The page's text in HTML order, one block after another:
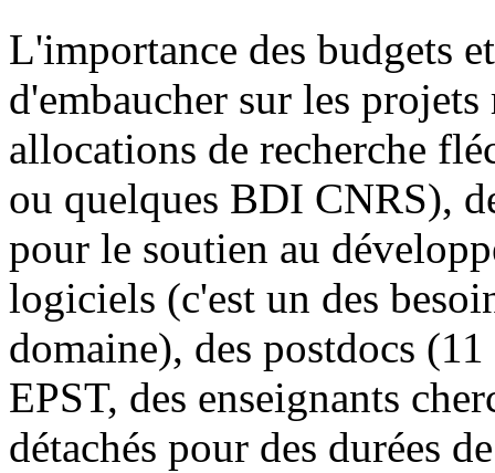
L'importance des budgets
d'embaucher sur les
allocations de recherche
ou quelques BDI CNRS),
pour le soutien au
logiciels (c'est un des
domaine), des postdocs
EPST, des enseignants
détachés pour des durées